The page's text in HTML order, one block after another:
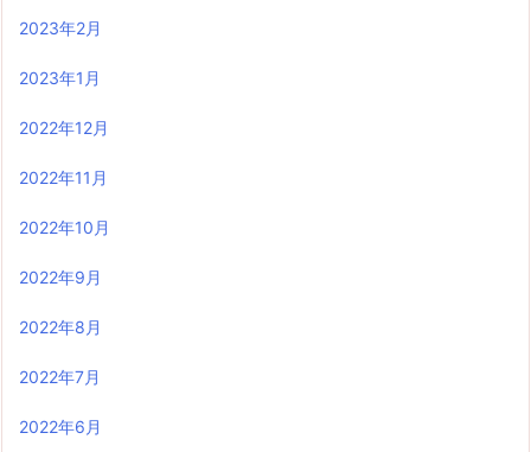
2023年2月
2023年1月
2022年12月
2022年11月
2022年10月
2022年9月
2022年8月
2022年7月
2022年6月